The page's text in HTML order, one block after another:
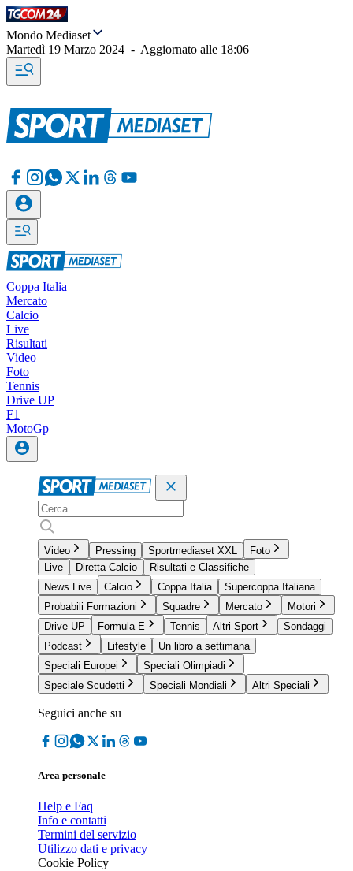
Mondo Mediaset
Martedì 19 Marzo 2024 - Aggiornato alle 18:06
Coppa Italia
Mercato
Calcio
Live
Risultati
Video
Foto
Tennis
Drive UP
F1
MotoGp
Video Pressing Sportmediaset XXL
Foto
Live
Diretta Calcio
Risultati e Classifiche
News Live
Calcio Coppa Italia
Supercoppa Italiana
Probabili Formazioni
Squadre Mercato
Motori
Drive UP
Formula E Tennis Altri Sport
Sondaggi
Podcast
Lifestyle
Un libro a settimana
Speciali Europei
Speciali Olimpiadi
Speciale Scudetti
Speciali Mondiali Altri Speciali
Seguici anche su
Area personale
Help e Faq
Info e contatti
Termini del servizio
Utilizzo dati e privacy
Cookie Policy